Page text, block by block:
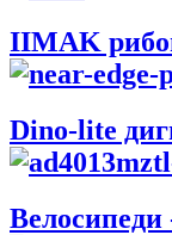
IIMAK
Dino-lite